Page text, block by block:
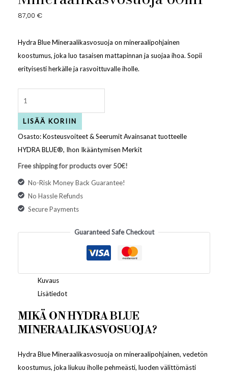
87,00 €
Hydra Blue Mineraalikasvosuoja on mineraalipohjainen
koostumus, joka luo tasaisen mattapinnan ja suojaa ihoa. Sopii
erityisesti herkälle ja rasvoittuvalle iholle.
LISÄÄ KORIIN
Osasto:Kosteusvoiteet & SeerumitAvainsanat tuotteelle
HYDRA BLUE®, Ihon Ikääntymisen Merkit
Free shipping for products over 50€!
No-Risk Money Back Guarantee!
No Hassle Refunds
Secure Payments
Guaranteed Safe Checkout
Kuvaus
Lisätiedot
MIKÄ ON HYDRA BLUE
MINERAALIKASVOSUOJA?
Hydra Blue Mineraalikasvosuoja on mineraalipohjainen, vedetön
koostumus, joka liukuu iholle pehmeästi, luoden välittömästi